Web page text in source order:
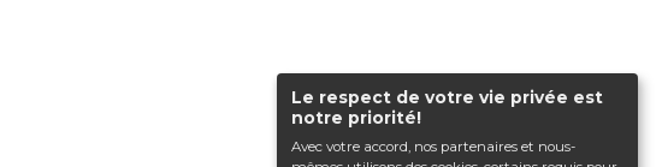
Le respect de votre vie privée est
notre priorité!
Avec votre accord, nos partenaires et nous-